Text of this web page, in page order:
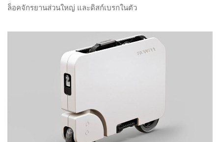
ล็อคจักรยานส่วนใหญ่ และดิสก์เบรกในตัว